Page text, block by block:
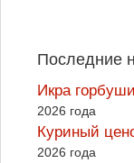
Последние
Икра
2026 года
Куриный
2026 года